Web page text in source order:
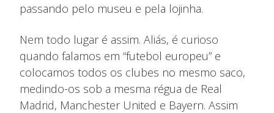
passando pelo museu e pela lojinha.
Nem todo lugar é assim. Aliás, é curioso
quando falamos em “futebol europeu” e
colocamos todos os clubes no mesmo saco,
medindo-os sob a mesma régua de Real
Madrid, Manchester United e Bayern. Assim